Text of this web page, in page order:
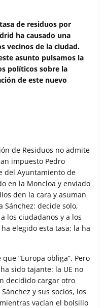
de residuos por
ha causado una
vecinos de la ciudad.
asunto pulsamos la
políticos sobre la
de este nuevo
de Residuos no admite
impuesto Pedro
del Ayuntamiento de
en la Moncloa y enviado
den la cara y asuman
Sánchez: decide solo,
los ciudadanos y a los
elegido esta tasa; la ha
“Europa obliga”. Pero
sido tajante: la UE no
decidido cargar otro
y sus socios, los
vacían el bolsillo